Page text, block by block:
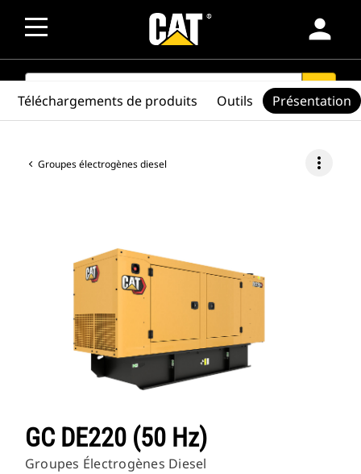
person
SEARCH search
Groupes électrogènes diesel more_vert
GC DE220 (50 Hz)
Groupes Électrogènes Diesel
Téléchargements de produits Outils Présentation